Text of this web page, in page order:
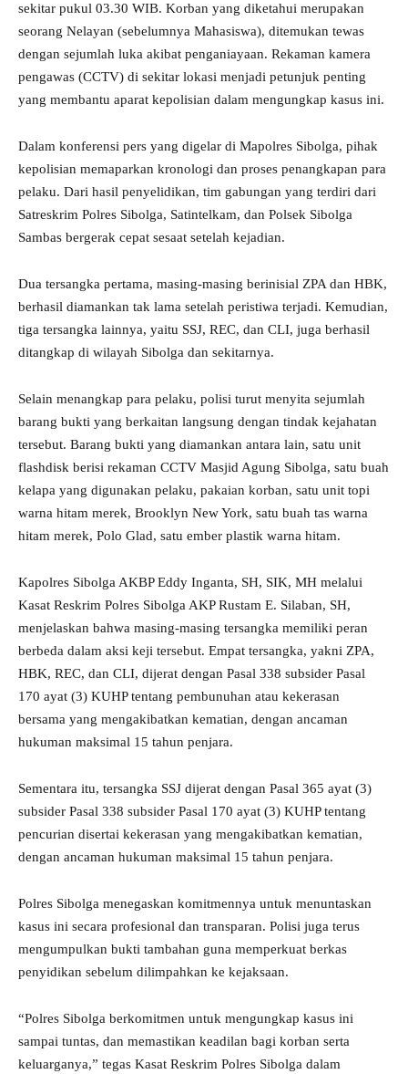
sekitar pukul 03.30 WIB. Korban yang diketahui merupakan
seorang Nelayan (sebelumnya Mahasiswa), ditemukan tewas
dengan sejumlah luka akibat penganiayaan. Rekaman kamera
pengawas (CCTV) di sekitar lokasi menjadi petunjuk penting
yang membantu aparat kepolisian dalam mengungkap kasus ini.
Dalam konferensi pers yang digelar di Mapolres Sibolga, pihak
kepolisian memaparkan kronologi dan proses penangkapan para
pelaku. Dari hasil penyelidikan, tim gabungan yang terdiri dari
Satreskrim Polres Sibolga, Satintelkam, dan Polsek Sibolga
Sambas bergerak cepat sesaat setelah kejadian.
Dua tersangka pertama, masing-masing berinisial ZPA dan HBK,
berhasil diamankan tak lama setelah peristiwa terjadi. Kemudian,
tiga tersangka lainnya, yaitu SSJ, REC, dan CLI, juga berhasil
ditangkap di wilayah Sibolga dan sekitarnya.
Selain menangkap para pelaku, polisi turut menyita sejumlah
barang bukti yang berkaitan langsung dengan tindak kejahatan
tersebut. Barang bukti yang diamankan antara lain, satu unit
flashdisk berisi rekaman CCTV Masjid Agung Sibolga, satu buah
kelapa yang digunakan pelaku, pakaian korban, satu unit topi
warna hitam merek, Brooklyn New York, satu buah tas warna
hitam merek, Polo Glad, satu ember plastik warna hitam.
Kapolres Sibolga AKBP Eddy Inganta, SH, SIK, MH melalui
Kasat Reskrim Polres Sibolga AKP Rustam E. Silaban, SH,
menjelaskan bahwa masing-masing tersangka memiliki peran
berbeda dalam aksi keji tersebut. Empat tersangka, yakni ZPA,
HBK, REC, dan CLI, dijerat dengan Pasal 338 subsider Pasal
170 ayat (3) KUHP tentang pembunuhan atau kekerasan
bersama yang mengakibatkan kematian, dengan ancaman
hukuman maksimal 15 tahun penjara.
Sementara itu, tersangka SSJ dijerat dengan Pasal 365 ayat (3)
subsider Pasal 338 subsider Pasal 170 ayat (3) KUHP tentang
pencurian disertai kekerasan yang mengakibatkan kematian,
dengan ancaman hukuman maksimal 15 tahun penjara.
Polres Sibolga menegaskan komitmennya untuk menuntaskan
kasus ini secara profesional dan transparan. Polisi juga terus
mengumpulkan bukti tambahan guna memperkuat berkas
penyidikan sebelum dilimpahkan ke kejaksaan.
“Polres Sibolga berkomitmen untuk mengungkap kasus ini
sampai tuntas, dan memastikan keadilan bagi korban serta
keluarganya,” tegas Kasat Reskrim Polres Sibolga dalam